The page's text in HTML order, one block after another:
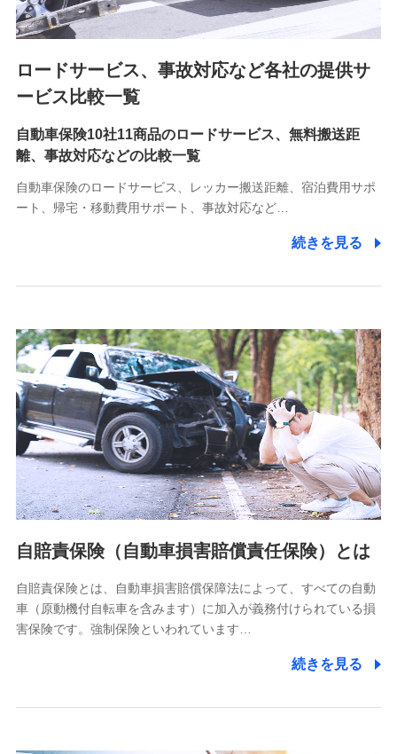
続き業務、取引管理業務、およびこれらに準ずる業務の遂行
のため
9.お問い合わせ情報
各種お問い合わせに対応するため
10.受託業務の 個人情報
受託業務の遂行およびこれらに準ずる業務の遂行のため
11.マイカー通勤管理クラウド並びに法人向けASPサー
をお送りするため
分析するため
当社の対応品質向上やお問い合わせ内容の正確な把握のため
個人情報保護管理者の職名、連絡先
株式会社ドコモ・インシュアランス 営業部長
〒103-0013 東京都中央区日本橋人形町2-14-10 アーバン
ネット日本橋ビル 3F
株式会社ドコモ・インシュアランス
個人情報の第三者提供について
除き、第三者に提供いたしません。
業務の委託
当社は利用目的の達成に必要な範囲内において個人情報の取
ロードサービス、事故対応など各社の提供サ
ービス比較一覧
自動車保険10社11商品のロードサービス、無料搬送距
離、事故対応などの比較一覧
自動車保険のロードサービス、レッカー搬送距離、宿泊費用サポ
ート、帰宅・移動費用サポート、事故対応など…
続きを見る
自賠責保険（自動車損害賠償責任保険）とは
自賠責保険とは、自動車損害賠償保障法によって、すべての自動
車（原動機付自転車を含みます）に加入が義務付けられている損
害保険です。強制保険といわれています…
続きを見る